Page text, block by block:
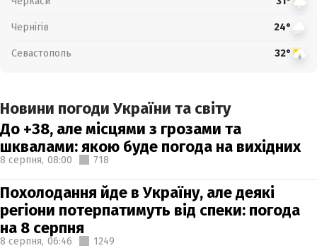
Чернігів 24°
Севастополь 32°
Новини погоди України та світу
До +38, але місцями з грозами та
шквалами: якою буде погода на вихідних
8 серпня, 08:00 718
Похолодання йде в Україну, але деякі
регіони потерпатимуть від спеки: погода
на 8 серпня
8 серпня, 06:46 1249